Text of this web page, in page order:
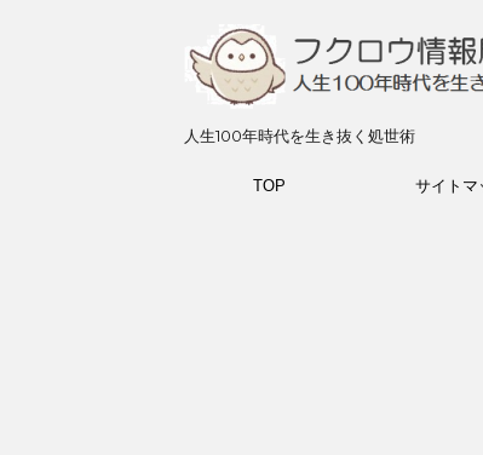
人生100年時代を生き抜く処世術
TOP サイトマ